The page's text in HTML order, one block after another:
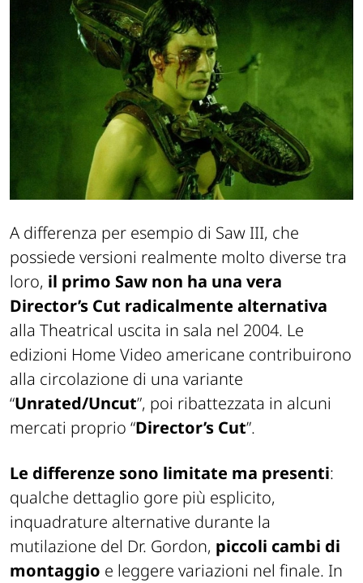
A differenza per esempio di Saw III, che
possiede versioni realmente molto diverse tra
loro, il primo Saw non ha una vera
Director’s Cut radicalmente alternativa
alla Theatrical uscita in sala nel 2004. Le
edizioni Home Video americane contribuirono
alla circolazione di una variante
“Unrated/Uncut”, poi ribattezzata in alcuni
mercati proprio “Director’s Cut”.
Le differenze sono limitate ma presenti:
qualche dettaglio gore più esplicito,
inquadrature alternative durante la
mutilazione del Dr. Gordon, piccoli cambi di
montaggio e leggere variazioni nel finale. In